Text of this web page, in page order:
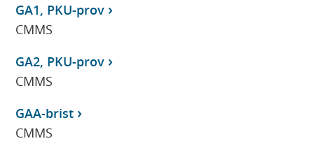
GA1, PKU-prov
CMMS
GA2, PKU-prov
CMMS
GAA-brist
CMMS